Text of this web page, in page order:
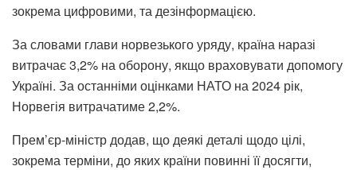
зокрема цифровими, та дезінформацією.
За словами глави норвезького уряду, країна наразі
витрачає 3,2% на оборону, якщо враховувати допомогу
Україні. За останніми оцінками НАТО на 2024 рік,
Норвегія витрачатиме 2,2%.
Прем’єр-міністр додав, що деякі деталі щодо цілі,
зокрема терміни, до яких країни повинні її досягти,